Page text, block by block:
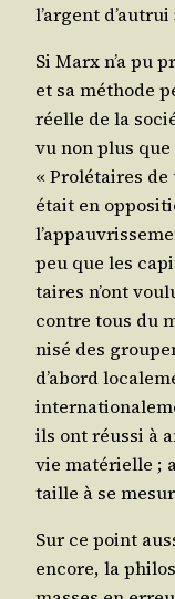
l’argent d’autrui
Si Marx n’a pu
et sa méthode
réelle de la
vu non plus
« Pro­lé­taires de
était en
peu que les
taires n’ont
contre tous du
ni­sé des
d’abord
ils ont réus­si à
vie maté­rielle ;
taille à se
Sur ce point
encore, la